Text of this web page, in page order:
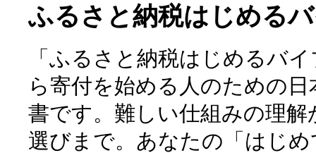
ふるさと納税はじめる
「ふるさと納税はじめるバ
ら寄付を始める人のための
書です。難しい仕組みの理
選びまで。あなたの「はじ